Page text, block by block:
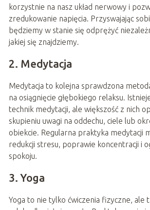
korzystnie na nasz układ nerwowy i
zredukowanie napięcia. Przyswajając
będziemy w stanie się odprężyć
jakiej się znajdziemy.
2. Medytacja
Medytacja to kolejna sprawdzona
na osiągnięcie głębokiego relaksu.
technik medytacji, ale większość z nich
skupieniu uwagi na oddechu, ciele lub
obiekcie. Regularna praktyka medytacji
redukcji stresu, poprawie koncentracji i
spokoju.
3. Yoga
Yoga to nie tylko ćwiczenia fizyczne, ale